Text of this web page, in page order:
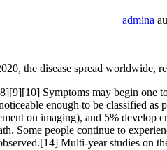
admina
the disease spread worldwide,
Symptoms may begin one
enough to be classified as
on imaging), and 5% develop
Some people continue to
Multi-year studies on